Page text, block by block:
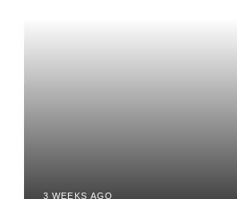
3 WEEKS AGO